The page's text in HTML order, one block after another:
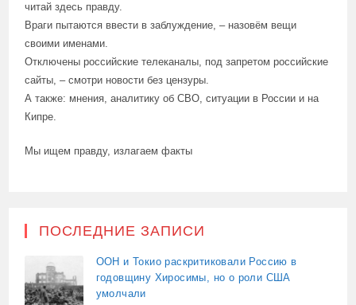
читай здесь правду.
Враги пытаются ввести в заблуждение, – назовём вещи
своими именами.
Отключены российские телеканалы, под запретом российские
сайты, – смотри новости без цензуры.
А также: мнения, аналитику об СВО, ситуации в России и на
Кипре.
Мы ищем правду, излагаем факты
ПОСЛЕДНИЕ ЗАПИСИ
ООН и Токио раскритиковали Россию в
годовщину Хиросимы, но о роли США
умолчали